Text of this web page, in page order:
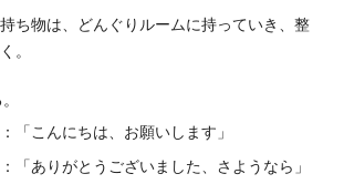
ち物は、どんぐりルームに持っていき、整
。
「こんにちは、お願いします」
「ありがとうございました、さようなら」